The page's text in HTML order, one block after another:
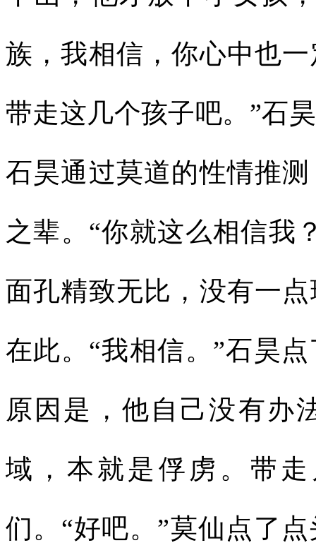
族，我相信，你心中也
带走这几个孩子吧。”石
石昊通过莫道的性情推
之辈。“你就这么相信我
面孔精致无比，没有一
在此。“我相信。”石昊
原因是，他自己没有办
域，本就是俘虏。带
们。“好吧。”莫仙点了